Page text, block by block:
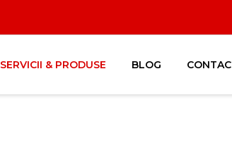
SERVICII & PRODUSE BLOG